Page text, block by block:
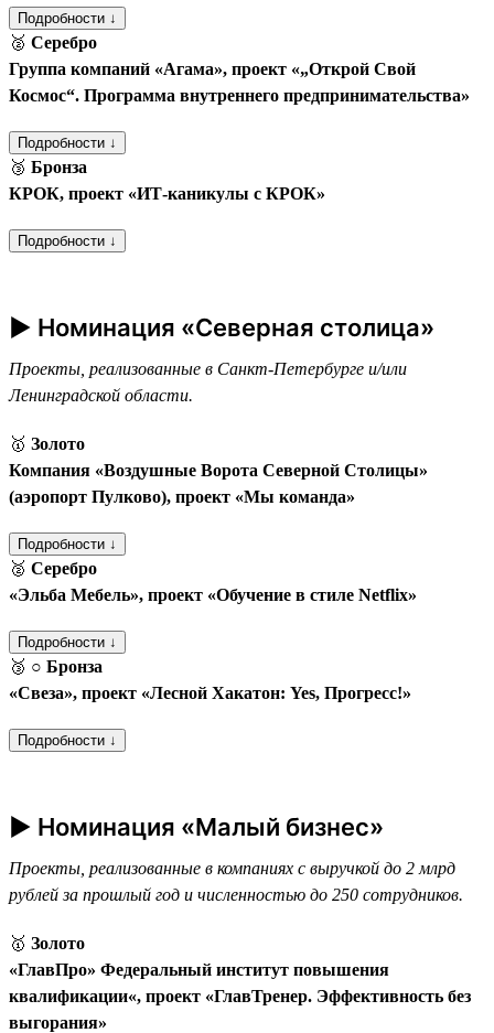
Подробности ↓
🥈 Серебро
Группа компаний «Агама», проект «„Открой Свой
Космос“. Программа внутреннего предпринимательства»
Подробности ↓
🥉 Бронза
КРОК, проект «ИТ-каникулы с КРОК»
Подробности ↓
► Номинация «Северная столица»
Проекты, реализованные в Санкт-Петербурге и/или
Ленинградской области.
🥇 Золото
Компания «Воздушные Ворота Северной Столицы»
(аэропорт Пулково), проект «Мы команда»
Подробности ↓
🥈 Серебро
«Эльба Мебель», проект «Обучение в стиле Netflix»
Подробности ↓
🥉 ○ Бронза
«Свеза», проект «Лесной Хакатон: Yes, Прогресс!»
Подробности ↓
► Номинация «Малый бизнес»
Проекты, реализованные в компаниях с выручкой до 2 млрд
рублей за прошлый год и численностью до 250 сотрудников.
🥇 Золото
«ГлавПро» Федеральный институт повышения
квалификации«, проект «ГлавТренер. Эффективность без
выгорания»